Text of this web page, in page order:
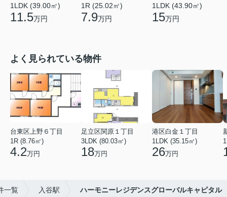
1LDK (39.00㎡)
11.5万円
1R (25.02㎡)
7.9万円
1LDK (43.90㎡)
15万円
よく見られている物件
台東区上野６丁目
1R (8.76㎡)
4.2万円
足立区関原１丁目
3LDK (80.03㎡)
18万円
港区白金１丁目
1LDK (35.15㎡)
26万円
一覧 入谷駅 ハーモニーレジデンスグローバルキャピタル